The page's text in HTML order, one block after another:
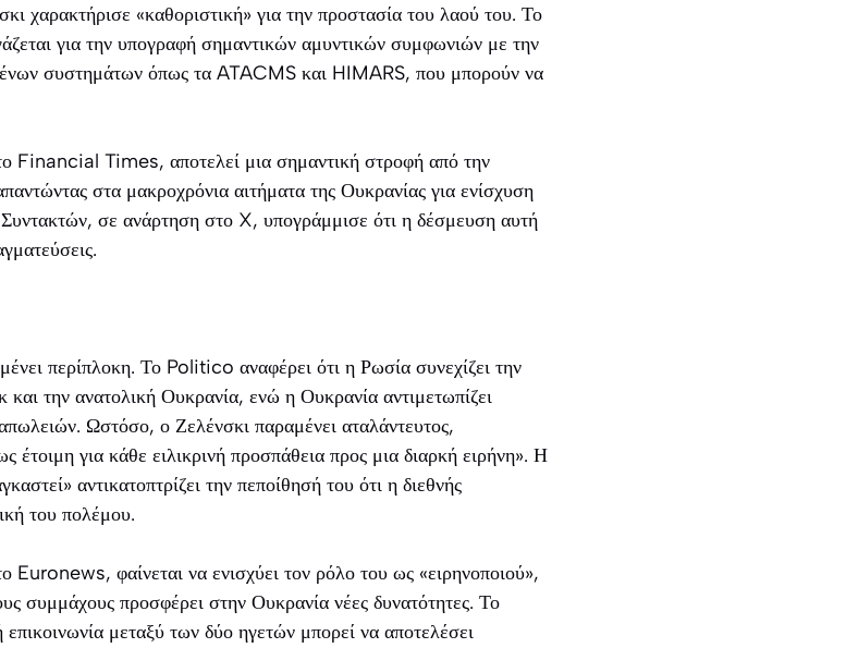
χαρακτήρισε «καθοριστική» για την προστασία του λαού του. Το
για την υπογραφή σημαντικών αμυντικών συμφωνιών με την
συστημάτων όπως τα ATACMS και HIMARS, που μπορούν να
Financial Times, αποτελεί μια σημαντική στροφή από την
στα μακροχρόνια αιτήματα της Ουκρανίας για ενίσχυση
σε ανάρτηση στο X, υπογράμμισε ότι η δέσμευση αυτή
περίπλοκη. Το Politico αναφέρει ότι η Ρωσία συνεχίζει την
την ανατολική Ουκρανία, ενώ η Ουκρανία αντιμετωπίζει
Ωστόσο, ο Ζελένσκι παραμένει αταλάντευτος,
έτοιμη για κάθε ειλικρινή προσπάθεια προς μια διαρκή ειρήνη». Η
αντικατοπτρίζει την πεποίθησή του ότι η διεθνής
του πολέμου.
φαίνεται να ενισχύει τον ρόλο του ως «ειρηνοποιού»,
συμμάχους προσφέρει στην Ουκρανία νέες δυνατότητες. Το
μεταξύ των δύο ηγετών μπορεί να αποτελέσει